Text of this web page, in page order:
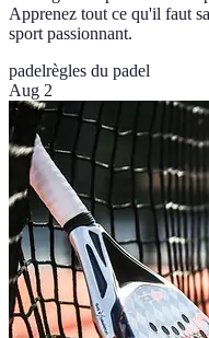
Apprenez tout ce qu'il faut
sport passionnant.
padelrègles du padel
Aug 2